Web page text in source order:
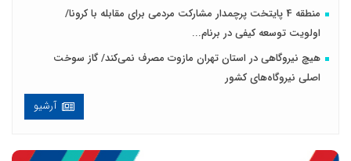
منطقه 4 پایتخت پرچمدار مشارکت مردمی برای مقابله با کرونا/
اولویت توسعه کیفی در برنام...
هیچ نیروگاهی در استان تهران مازوت مصرف نمی‌کند/ گاز سوخت
اصلی نیروگاه‌های کشور
آرشیو